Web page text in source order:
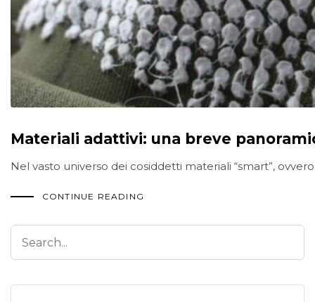
Materiali adattivi: una breve
Nel vasto universo dei cosiddetti materiali “smart”,
CONTINUE READING